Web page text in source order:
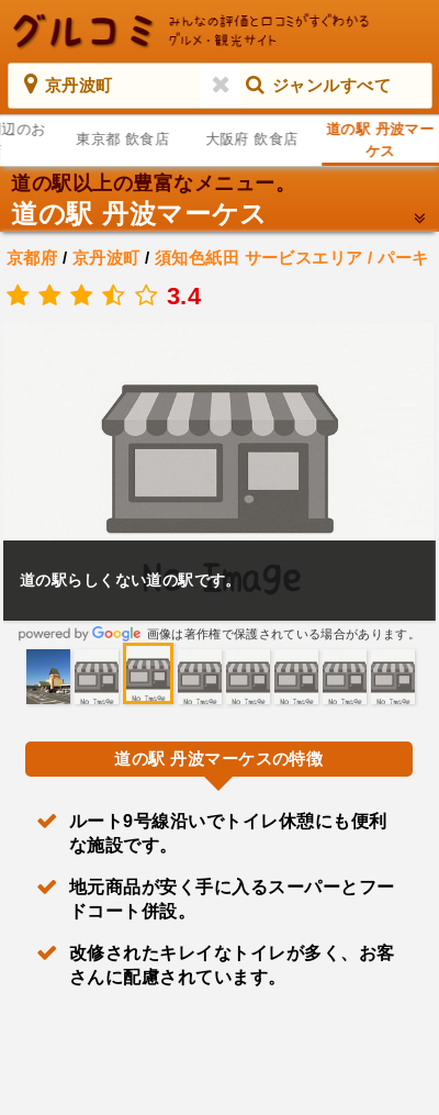
京丹波町 ジャンルすべて
のお
東京都 飲食店 大阪府 飲食店
道の駅 丹波マー
ケス
道の駅以上の豊富なメニュー。
道の駅 丹波マーケス
京都府 / 京丹波町/ 須知色紙田 サービスエリア / パーキ
.
3.4
道の駅らしくない道の駅です。
画像は著作権で保護されている場合があります。
道の駅 丹波マーケスの特徴
ルート9号線沿いでトイレ休憩にも便利
な施設です。
地元商品が安く手に入るスーパーとフー
ドコート併設。
改修されたキレイなトイレが多く、お客
さんに配慮されています。